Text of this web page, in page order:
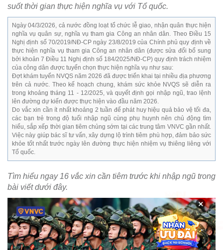
suốt thời gian thực hiện nghĩa vụ với Tổ quốc.
Ngày 04/3/2026, cả nước đồng loạt tổ chức lễ giao, nhận quân thực hiện
nghĩa vụ quân sự, nghĩa vụ tham gia Công an nhân dân. Theo Điều 15
Nghị định số 70/2019/NĐ-CP ngày 23/8/2019 của Chính phủ quy định về
thực hiện nghĩa vụ tham gia Công an nhân dân (được sửa đổi bổ sung
bởi khoản 7 Điều 11 Nghị định số 184/2025/NĐ-CP) quy định trách nhiệm
của công dân được tuyển chọn thực hiện nghĩa vụ như sau:
Đợt khám tuyển NVQS năm 2026 đã được triển khai tại nhiều địa phương
trên cả nước. Theo kế hoạch chung, khám sức khỏe NVQS sẽ diễn ra
trong khoảng tháng 11 - 12/2025, và quyết định gọi nhập ngũ, trao lệnh
lên đường dự kiến được thực hiện vào đầu năm 2026.
Do vắc xin cần ít nhất khoảng 2 tuần để phát huy hiệu quả bảo vệ tối đa,
các bạn trẻ trong độ tuổi nhập ngũ cùng phụ huynh nên chủ động tìm
hiểu, sắp xếp thời gian tiêm chủng sớm tại các trung tâm VNVC gần nhất.
Việc này giúp bác sĩ tư vấn, xây dựng lộ trình tiêm phù hợp, đảm bảo sức
khỏe tốt nhất trước ngày lên đường thực hiện nhiệm vụ thiêng liêng với
Tổ quốc.
Tìm hiểu ngay 16 vắc xin cần tiêm trước khi nhập ngũ trong
bài viết dưới đây.
×